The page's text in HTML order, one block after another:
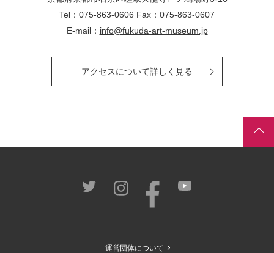
Tel：075-863-0606 Fax：075-863-0607
E-mail： info@fukuda-art-museum.jp
アクセスについて詳しく見る
運営団体について